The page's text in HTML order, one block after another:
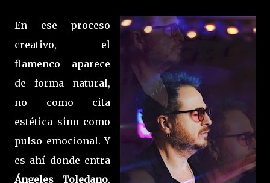
En ese proceso
creativo, el
flamenco aparece
de forma natural,
no como cita
estética sino como
pulso emocional. Y
es ahí donde entra
Ángeles Toledano,